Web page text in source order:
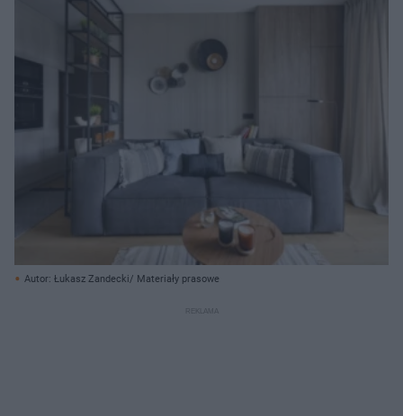
Autor: Łukasz Zandecki/ Materiały prasowe